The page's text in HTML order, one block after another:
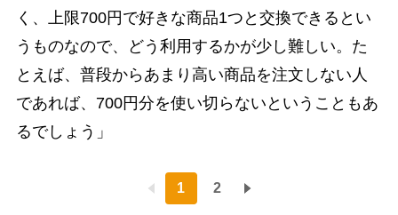
く、上限700円で好きな商品1つと交換できるとい
うものなので、どう利用するかが少し難しい。た
とえば、普段からあまり高い商品を注文しない人
であれば、700円分を使い切らないということもあ
るでしょう」
1 2